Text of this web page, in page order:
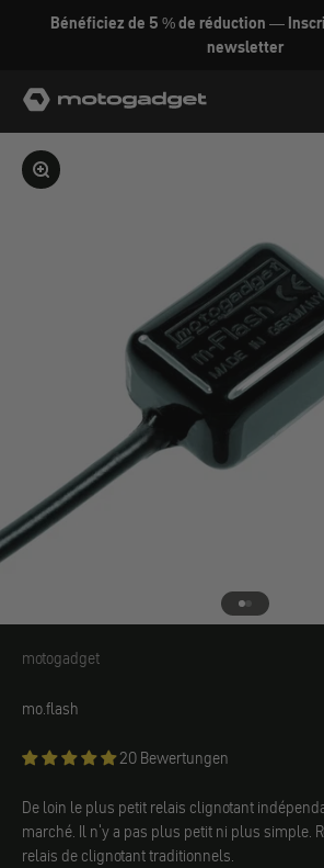
Aller au contenu
Bénéficiez de 5 % de réduction —
newsletter
motogadget GmbH
Agrandir l'image
Aller à
Aller à
motogadget
motogadget
mo.flash
20 Bewertungen
De loin le plus petit relais clignotant
marché. Il n'y a pas plus petit ni plus simple.
relais de clignotant traditionnels.